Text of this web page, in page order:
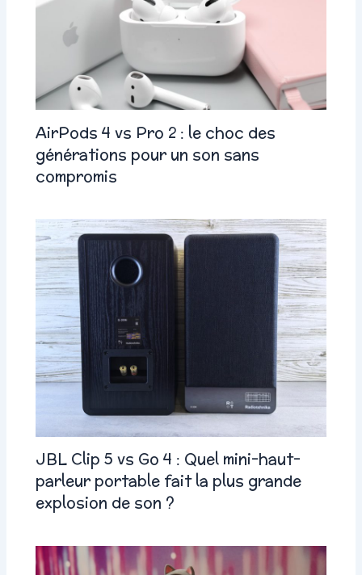
AirPods 4 vs Pro 2 : le choc des
générations pour un son sans
compromis
JBL Clip 5 vs Go 4 : Quel mini-haut-
parleur portable fait la plus grande
explosion de son ?